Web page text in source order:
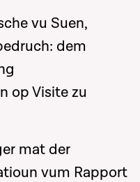
vu Suen,
dem
op Visite zu
mat der
vum Rapport